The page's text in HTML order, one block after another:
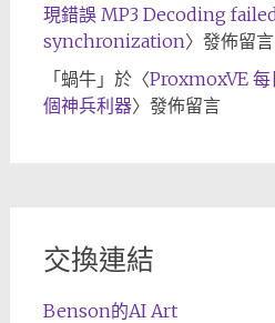
現錯誤 MP3 Decoding
synchronization〉發佈留言
「蝸牛」於〈ProxmoxVE 每
個神兵利器〉發佈留言
交換連結
Benson的AI Art